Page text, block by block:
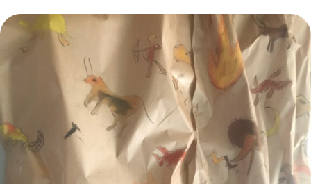
Matinée
Préhistorique!